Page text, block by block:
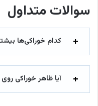
سوالات متداول
کدام خوراکی‌ها
آیا ظاهر خوراکی